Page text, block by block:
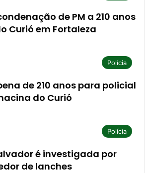
de PM a 210 anos
Curió em Fortaleza
Polícia
de 210 anos para policial
do Curió
Polícia
é investigada por
de lanches